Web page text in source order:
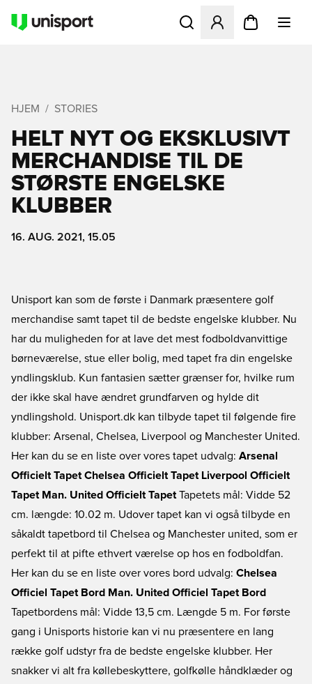
Åbner en Modal til at
HJEM STORIES
HELT NYT OG EKSKLUSIVT
MERCHANDISE TIL DE
STØRSTE ENGELSKE
KLUBBER
16. AUG. 2021, 15.05
Unisport kan som de første i Danmark præsentere golf
merchandise samt tapet til de bedste engelske klubber. Nu
har du muligheden for at lave det mest fodboldvanvittige
børneværelse, stue eller bolig, med tapet fra din engelske
yndlingsklub. Kun fantasien sætter grænser for, hvilke rum
der ikke skal have ændret grundfarven og hylde dit
yndlingshold. Unisport.dk kan tilbyde tapet til følgende fire
klubber: Arsenal, Chelsea, Liverpool og Manchester United.
Her kan du se en liste over vores tapet udvalg: Arsenal
Officielt Tapet Chelsea Officielt Tapet Liverpool Officielt
Tapet Man. United Officielt Tapet Tapetets mål: Vidde 52
cm. længde: 10.02 m. Udover tapet kan vi også tilbyde en
såkaldt tapetbord til Chelsea og Manchester united, som er
perfekt til at pifte ethvert værelse op hos en fodboldfan.
Her kan du se en liste over vores bord udvalg: Chelsea
Officiel Tapet Bord Man. United Officiel Tapet Bord
Tapetbordens mål: Vidde 13,5 cm. Længde 5 m. For første
gang i Unisports historie kan vi nu præsentere en lang
række golf udstyr fra de bedste engelske klubber. Her
snakker vi alt fra køllebeskyttere, golfkølle håndklæder og